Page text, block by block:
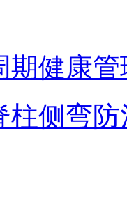
期健康管
柱侧弯防